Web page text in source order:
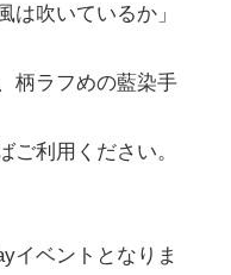
は吹いているか」
柄ラフめの藍染手
ご利用ください。
イベントとなりま